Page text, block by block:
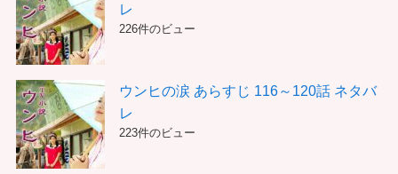
レ
226件のビュー
ウンヒの涙 あらすじ 116～120話 ネタバ
レ
223件のビュー